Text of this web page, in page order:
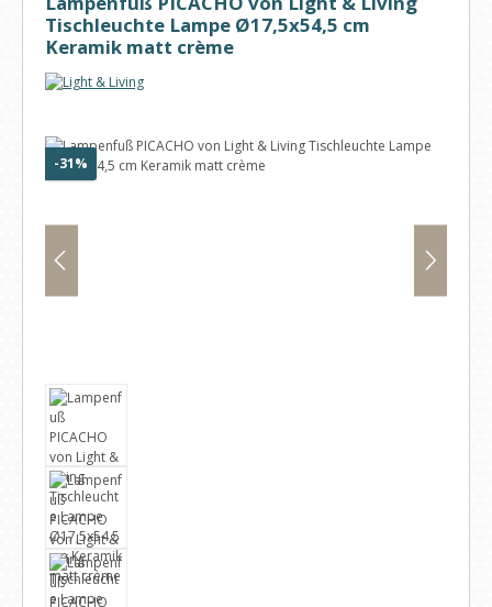
Tischleuchte Lampe Ø17,5x54,5 cm
Keramik matt crème
Bildergalerie überspringen
-31% Rabatt